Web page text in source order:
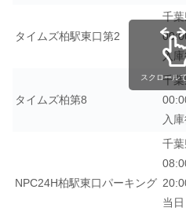
タイムズ柏駅東口第2
千
入
タイムズ柏第8
千
入
NPC24H柏駅東口パーキング
千
当
スクロール